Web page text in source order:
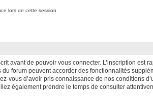
lors de cette session
avant de pouvoir vous connecter. L’inscription est
du forum peuvent accorder des fonctionnalités
vous d’avoir pris connaissance de nos conditions
également prendre le temps de consulter